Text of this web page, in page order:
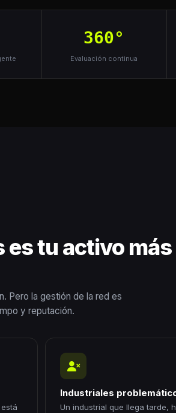
360°
Evaluación continua
es tu activo
Pero la gestión de la red es
y reputación.
Industriales
Un industrial que llega tarde,